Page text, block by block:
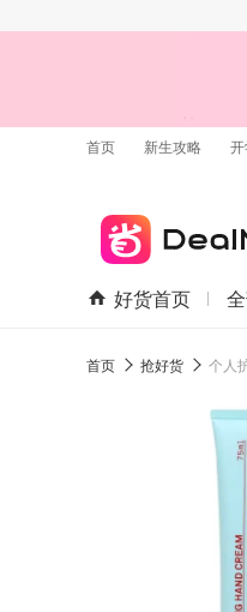
首页 新生攻略
好货首页
首页 抢好货 个人